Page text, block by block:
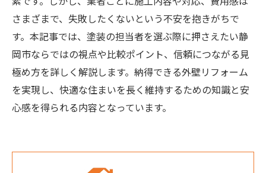
さまざまで、失敗したくないという不安を抱きがちで
す。本記事では、塗装の担当者を選ぶ際に押さえたい静
岡市ならではの視点や比較ポイント、信頼につながる見
極め方を詳しく解説します。納得できる外壁リフォーム
を実現し、快適な住まいを長く維持するための知識と安
心感を得られる内容となっています。